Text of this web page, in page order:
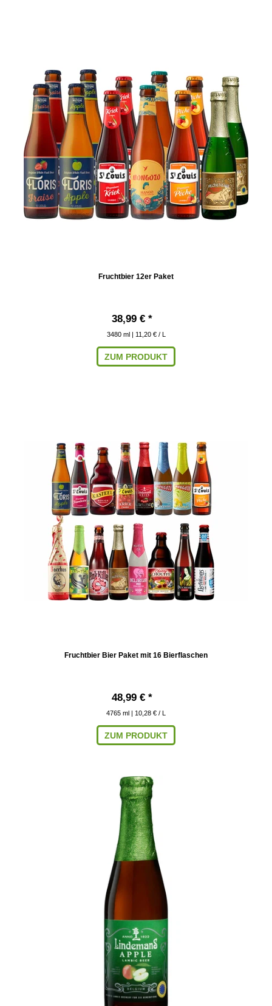
Fruchtbier 12er Paket
38,99 € *
3480 ml | 11,20 € / L
ZUM PRODUKT
Fruchtbier Bier Paket mit 16 Bierflaschen
48,99 € *
4765 ml | 10,28 € / L
ZUM PRODUKT